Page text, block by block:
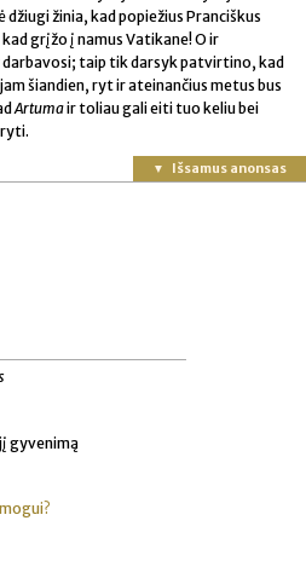
džiugi žinia, kad popiežius Pranciškus
grįžo į namus Vatikane! O ir
darbavosi; taip tik darsyk patvirtino, kad
šiandien, ryt ir ateinančius metus bus
Artumair toliau gali eiti tuo keliu bei
Išsamus anonsas
gyvenimą